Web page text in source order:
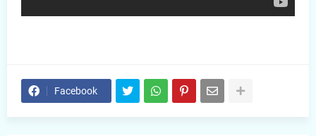
Facebook